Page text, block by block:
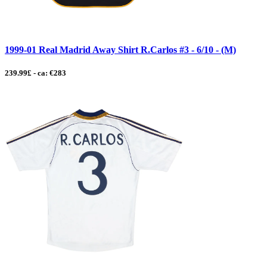
1999-01 Real Madrid Away Shirt R.Carlos #3 - 6/10 - (M)
239.99£ - ca: €283